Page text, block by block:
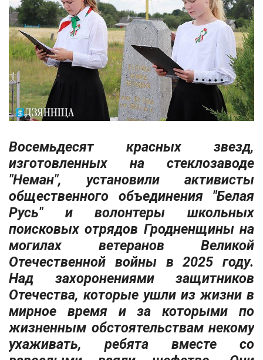
Восемьдесят красных звезд,
изготовленных на стеклозаводе
"Неман", установили активисты
общественного объединения "Белая
Русь" и волонтеры школьных
поисковых отрядов Гродненщины на
могилах ветеранов Великой
Отечественной войны в 2025 году.
Над захоронениями защитников
Отечества, которые ушли из жизни в
мирное время и за которыми по
жизненным обстоятельствам некому
ухаживать, ребята вместе со